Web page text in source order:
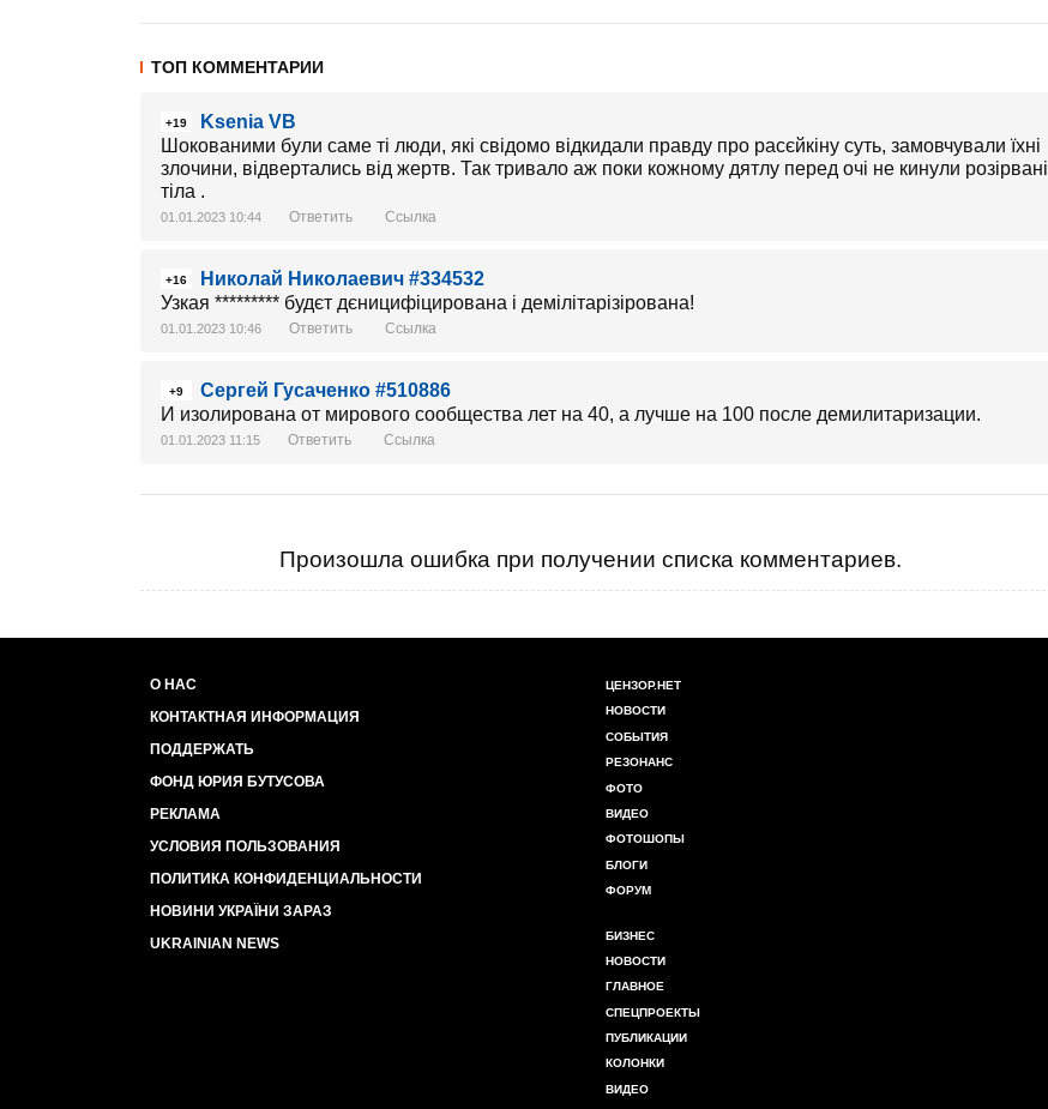
ТОП КОММЕНТАРИИ
+19
Ksenia VB
Шокованими були саме ті люди, які свідомо відкидали правду про расєйкіну суть, замовчували їхні
злочини, відвертались від жертв. Так тривало аж поки кожному дятлу перед очі не кинули розірвані
тіла .
01.01.2023 10:44 Ответить Ссылка
+16
Николай Николаевич #334532
Узкая ********* будєт дєницифіцирована і демілітарізірована!
01.01.2023 10:46 Ответить Ссылка
+9
Сергей Гусаченко #510886
И изолирована от мирового сообщества лет на 40, а лучше на 100 после демилитаризации.
01.01.2023 11:15 Ответить Ссылка
Произошла ошибка при получении списка комментариев.
О НАС
КОНТАКТНАЯ ИНФОРМАЦИЯ
ПОДДЕРЖАТЬ
ФОНД ЮРИЯ БУТУСОВА
РЕКЛАМА
УСЛОВИЯ ПОЛЬЗОВАНИЯ
ПОЛИТИКА КОНФИДЕНЦИАЛЬНОСТИ
НОВИНИ УКРАЇНИ ЗАРАЗ
UKRAINIAN NEWS
ЦЕНЗОР.НЕТ
НОВОСТИ
СОБЫТИЯ
РЕЗОНАНС
ФОТО
ВИДЕО
ФОТОШОПЫ
БЛОГИ
ФОРУМ
БИЗНЕС
НОВОСТИ
ГЛАВНОЕ
СПЕЦПРОЕКТЫ
ПУБЛИКАЦИИ
КОЛОНКИ
ВИДЕО